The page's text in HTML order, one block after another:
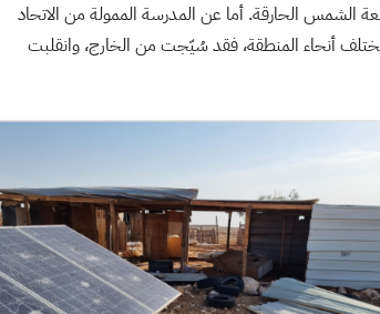
الحارقة. أما عن المدرسة الممولة من الاتحاد
طفلاً يتوافدون إليها من مختلف أنحاء المنطقة، فقد سُيّجت من الخارج، وانقلبت